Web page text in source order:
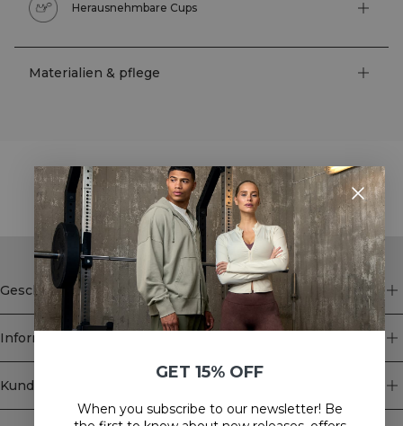
Herausnehmbare Cups
Materialien & pflege
STYLE WITH
Geschäft
Information
Kundendienst
Newsletter
GET 15% OFF
When you subscribe to our newsletter! Be